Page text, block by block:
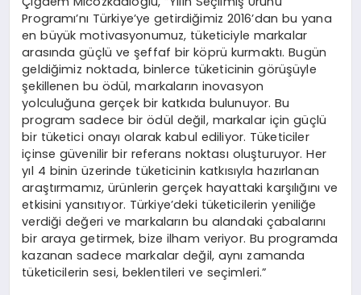
Programı’nı Türkiye’ye getirdiğimiz 2016’dan bu yana
en büyük motivasyonumuz, tüketiciyle markalar
arasında güçlü ve şeffaf bir köprü kurmaktı. Bugün
geldiğimiz noktada, binlerce tüketicinin görüşüyle
şekillenen bu ödül, markaların inovasyon
yolculuğuna gerçek bir katkıda bulunuyor. Bu
program sadece bir ödül değil, markalar için güçlü
bir tüketici onayı olarak kabul ediliyor. Tüketiciler
içinse güvenilir bir referans noktası oluşturuyor. Her
yıl 4 binin üzerinde tüketicinin katkısıyla hazırlanan
araştırmamız, ürünlerin gerçek hayattaki karşılığını ve
etkisini yansıtıyor. Türkiye’deki tüketicilerin yeniliğe
verdiği değeri ve markaların bu alandaki çabalarını
bir araya getirmek, bize ilham veriyor. Bu programda
kazanan sadece markalar değil, aynı zamanda
tüketicilerin sesi, beklentileri ve seçimleri.”